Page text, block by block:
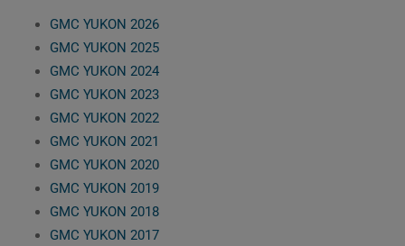
GMC YUKON 2026
GMC YUKON 2025
GMC YUKON 2024
GMC YUKON 2023
GMC YUKON 2022
GMC YUKON 2021
GMC YUKON 2020
GMC YUKON 2019
GMC YUKON 2018
GMC YUKON 2017